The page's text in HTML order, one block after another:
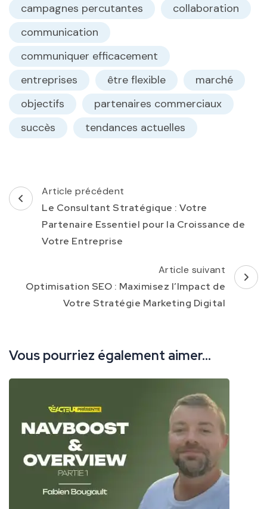
campagnes percutantes
collaboration
communication
communiquer efficacement
entreprises
être flexible
marché
objectifs
partenaires commerciaux
succès
tendances actuelles
Navigation
d'article
Article précédent
Le Consultant Stratégique : Votre
Partenaire Essentiel pour la Croissance de
Votre Entreprise
Article suivant
Optimisation SEO : Maximisez l’Impact de
Votre Stratégie Marketing Digital
Vous pourriez également aimer...